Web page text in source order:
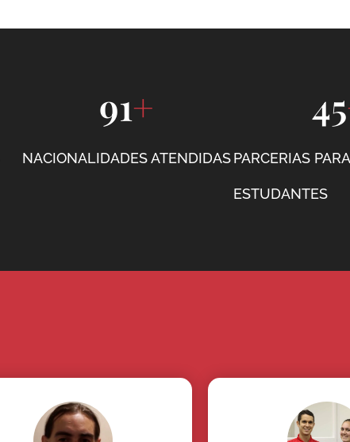
NACIONALIDADES ATENDIDAS
91+
PARCERIAS
ESTUDANTES
45